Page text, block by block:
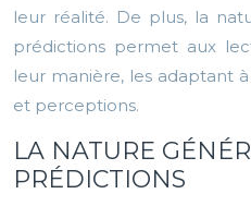
leur réalité. De plus, la
prédictions permet aux
leur manière, les adaptant
et perceptions.
LA NATURE
PRÉDICTIONS